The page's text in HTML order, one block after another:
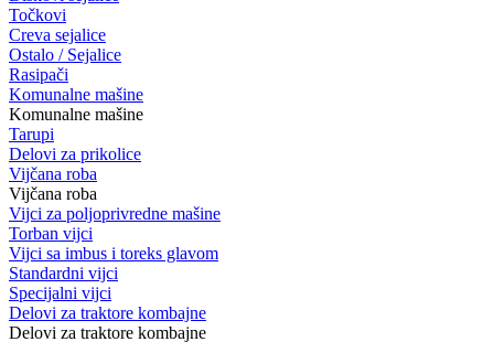
Točkovi
Creva sejalice
Ostalo / Sejalice
Rasipači
Komunalne mašine
Komunalne mašine
Tarupi
Delovi za prikolice
Vijčana roba
Vijčana roba
Vijci za poljoprivredne mašine
Torban vijci
Vijci sa imbus i toreks glavom
Standardni vijci
Specijalni vijci
Delovi za traktore kombajne
Delovi za traktore kombajne